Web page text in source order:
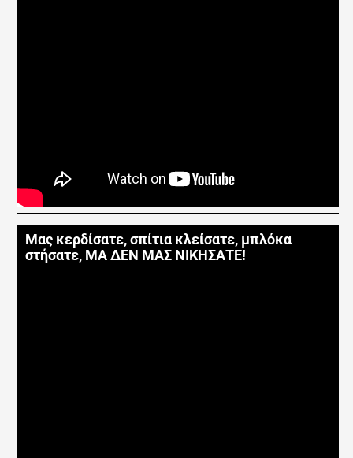
Μας κερδίσατε, σπίτια κλείσατε, μπλόκα
στήσατε, ΜΑ ΔΕΝ ΜΑΣ ΝΙΚΗΣΑΤΕ!